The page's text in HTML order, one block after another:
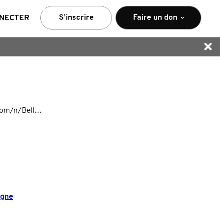
S’inscrire Faire un don
https://movember.com/n/BellCanada